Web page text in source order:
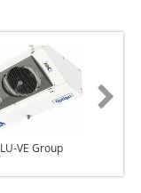
VE Group